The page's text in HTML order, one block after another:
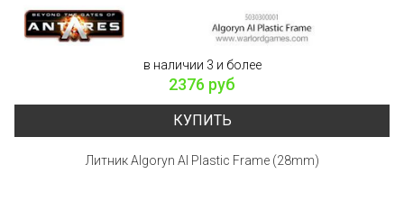
в наличии 3 и более
2376 руб
КУПИТЬ
Литник Algoryn AI Plastic Frame (28mm)